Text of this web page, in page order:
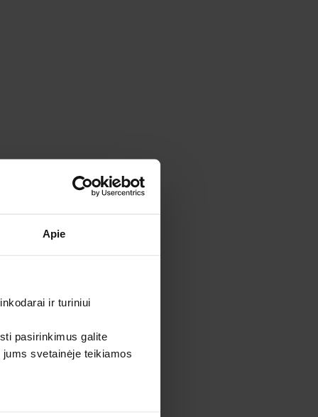
Apie
ir turiniui
pasirinkimus galite
svetainėje teikiamos